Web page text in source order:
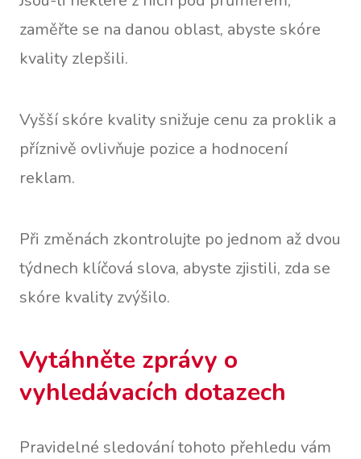
zaměřte se na danou oblast, abyste skóre
kvality zlepšili.
Vyšší skóre kvality snižuje cenu za proklik a
příznivě ovlivňuje pozice a hodnocení
reklam.
Při změnách zkontrolujte po jednom až dvou
týdnech klíčová slova, abyste zjistili, zda se
skóre kvality zvýšilo.
Vytáhněte zprávy o
vyhledávacích dotazech
Pravidelné sledování tohoto přehledu vám